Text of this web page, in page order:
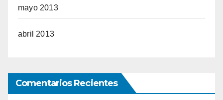
mayo 2013
abril 2013
Comentarios Recientes